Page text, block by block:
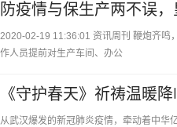
防疫情与保生产两不误
2020-02-19 11:36:01 资讯周刊 鞭炮齐鸣
作人员提前对生产车间、办公
《守护春天》祈祷温暖降
从武汉爆发的新冠肺炎疫情，牵动着中华